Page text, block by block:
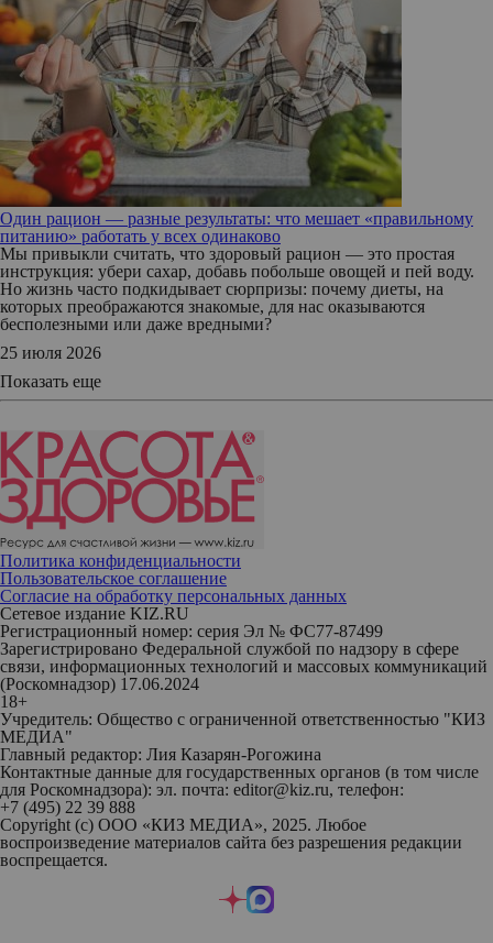
Один рацион — разные результаты: что мешает «правильному
питанию» работать у всех одинаково
Мы привыкли считать, что здоровый рацион — это простая
инструкция: убери сахар, добавь побольше овощей и пей воду.
Но жизнь часто подкидывает сюрпризы: почему диеты, на
которых преображаются знакомые, для нас оказываются
бесполезными или даже вредными?
25 июля 2026
Показать еще
Политика конфиденциальности
Пользовательское соглашение
Согласие на обработку персональных данных
Сетевое издание KIZ.RU
Регистрационный номер: серия Эл № ФС77-87499
Зарегистрировано Федеральной службой по надзору в сфере
связи, информационных технологий и массовых коммуникаций
(Роскомнадзор) 17.06.2024
18+
Учредитель: Общество с ограниченной ответственностью "КИЗ
МЕДИА"
Главный редактор: Лия Казарян-Рогожина
Контактные данные для государственных органов (в том числе
для Роскомнадзора): эл. почта: editor@kiz.ru, телефон:
+7 (495) 22 39 888
Copyright (с) ООО «КИЗ МЕДИА», 2025. Любое
воспроизведение материалов сайта без разрешения редакции
воспрещается.